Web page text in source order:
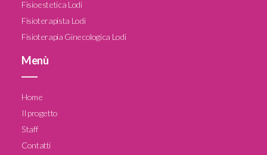
Fisioestetica Lodi
Fisioterapista Lodi
Fisioterapia Ginecologica Lodi
Menù
Home
Il progetto
Staff
Contatti